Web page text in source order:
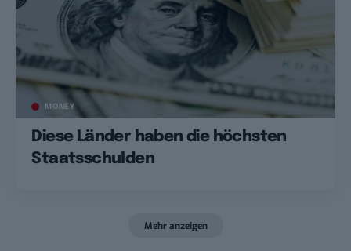
MONEY
Diese Länder haben die höchsten
Staatsschulden
Mehr anzeigen